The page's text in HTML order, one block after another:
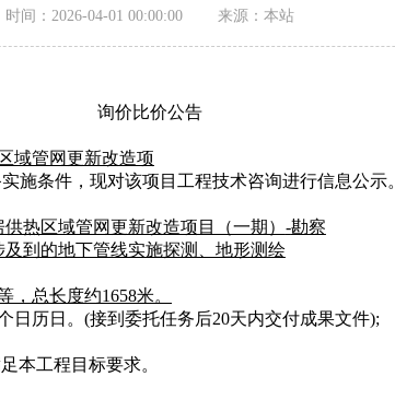
时间：2026-04-01 00:00:00 来源：本站
询价比价公告
域管网更新改造项
施条件，现对该项目工程技术咨询进行信息公示
热区域管网更新改造项目（一期） -勘察
到的地下管线实施探测、地形测绘
，总长度约1658米。
日历日。 (接到委托任务后20天内交付成果文件);
本工程目标要求。